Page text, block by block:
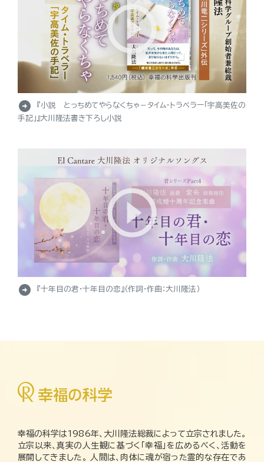
arrow_circle_right
『小説 とっちめてやらなくちゃ－タイム・トラベラー「宇高美佐の
手記」』大川隆法書き下ろし小説
arrow_circle_right 『十年目の君・十年目の恋』（作詞・作曲：大川隆法）
幸福の科学は1986年、大川隆法総裁によって立宗されました。
立宗以来、真実の人生観に基づく「幸福」を広めるべく、活動を
展開してきました。 人間は、肉体に魂が宿った霊的な存在であ